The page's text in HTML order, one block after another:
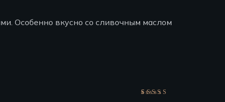
Особенно вкусно со сливочным маслом